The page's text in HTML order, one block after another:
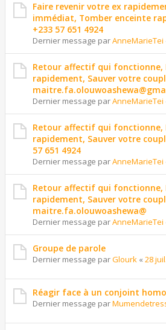
Faire revenir votre ex
immédiat, Tomber enceinte
+233 57 651 4924
Dernier message parAnneMarieTei
Retour affectif qui fonctionne,
rapidement, Sauver votre
Dernier message parAnneMarieTei
Retour affectif qui fonctionne,
rapidement, Sauver votre
57 651 4924
Dernier message parAnneMarieTei
Retour affectif qui fonctionne,
rapidement, Sauver votre
maitre.fa.olouwoashewa@
Dernier message parAnneMarieTei
Groupe de parole
Dernier message parGlourk « 28
Réagir face à un conjoint homo
Dernier message par